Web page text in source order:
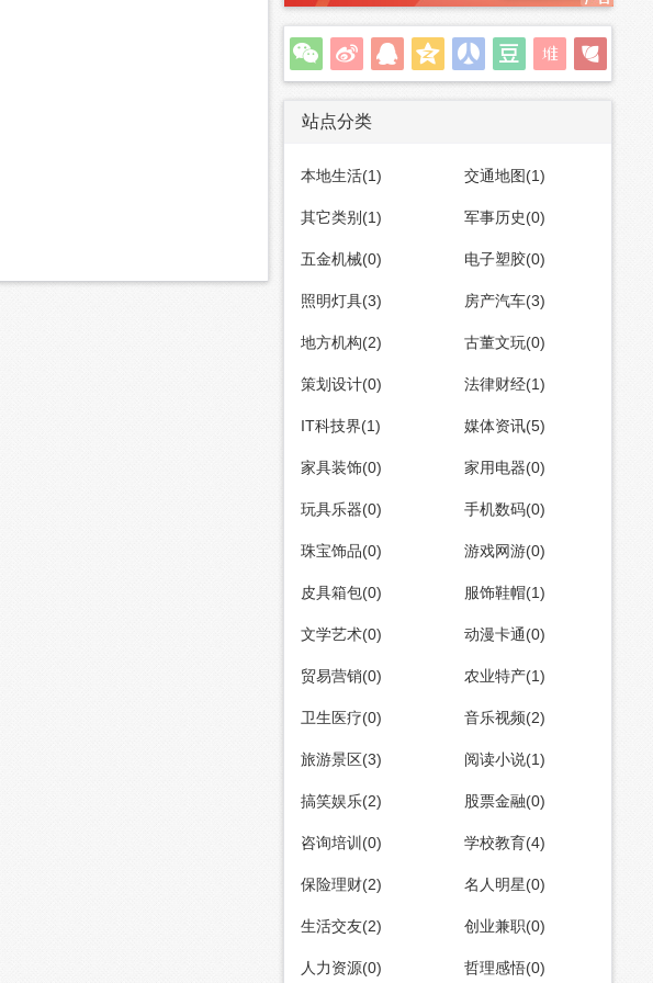
站点分类
本地生活(1) 交通地图(1)
其它类别(1) 军事历史(0)
五金机械(0) 电子塑胶(0)
照明灯具(3) 房产汽车(3)
地方机构(2) 古董文玩(0)
策划设计(0) 法律财经(1)
IT科技界(1) 媒体资讯(5)
家具装饰(0) 家用电器(0)
玩具乐器(0) 手机数码(0)
珠宝饰品(0) 游戏网游(0)
皮具箱包(0) 服饰鞋帽(1)
文学艺术(0) 动漫卡通(0)
贸易营销(0) 农业特产(1)
卫生医疗(0) 音乐视频(2)
旅游景区(3) 阅读小说(1)
搞笑娱乐(2) 股票金融(0)
咨询培训(0) 学校教育(4)
保险理财(2) 名人明星(0)
生活交友(2) 创业兼职(0)
人力资源(0) 哲理感悟(0)